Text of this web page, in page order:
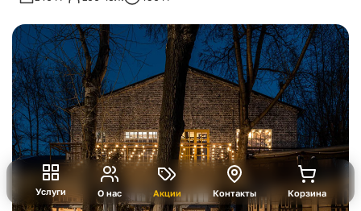
Услуги О нас Акции Контакты Корзина